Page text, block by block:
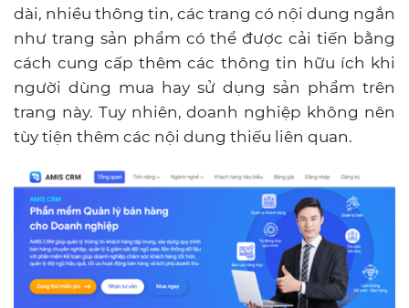
dài, nhiều thông tin, các trang có nội dung ngắn
như trang sản phẩm có thể được cải tiến bằng
cách cung cấp thêm các thông tin hữu ích khi
người dùng mua hay sử dụng sản phẩm trên
trang này. Tuy nhiên, doanh nghiệp không nên
tùy tiện thêm các nội dung thiếu liên quan.